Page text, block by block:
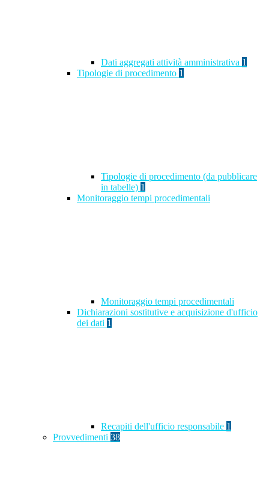
Dati aggregati attività amministrativa 1
Tipologie di procedimento 1
Tipologie di procedimento (da pubblicare
in tabelle) 1
Monitoraggio tempi procedimentali
Monitoraggio tempi procedimentali
Dichiarazioni sostitutive e acquisizione d'ufficio
dei dati 1
Recapiti dell'ufficio responsabile 1
Provvedimenti 38